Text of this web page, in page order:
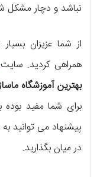
نباشد و دچار مشکل
از شما عزیزان
همراهی کردید. سایت
بهترین آموزشگاه
برای شما مفید
پیشنهاد می توانید
در میان بگذارید.